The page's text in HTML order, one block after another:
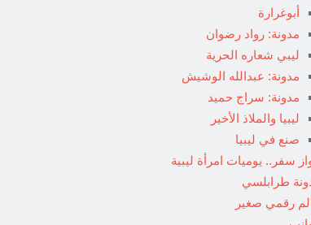
أبوغرارة
مدونة: رواد رضوان
ليبي شعاره الحرية
مدونة: عبدالله الوشيش
مدونة: سراج حميد
ليبيا والملاذ الأخير
صنع في ليبيا
سفر.. يوميات امرأة ليبية
طرابلسي
رقمي صغير